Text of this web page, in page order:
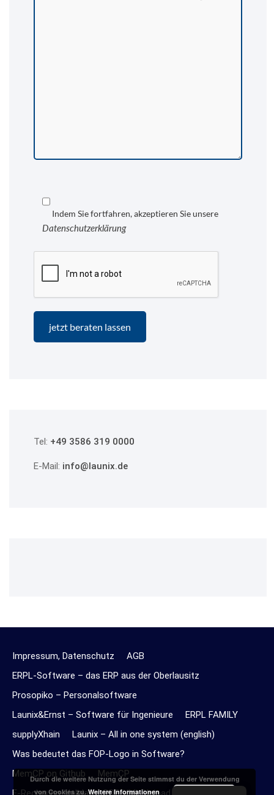
Indem Sie fortfahren, akzeptieren Sie unsere
Datenschutzerklärung
Tel: +49 3586 319 0000
E-Mail: info@launix.de
Impressum, Datenschutz
AGB
ERPL-Software – das ERP aus der Oberlausitz
Prosopiko – Personalsoftware
Launix&Ernst – Software für Ingenieure
ERPL FAMILY
supplyXhain
Launix – All in one system (english)
Was bedeutet das FOP-Logo in Software?
MemCP on Github
MemCP
Durch die weitere Nutzung der Seite stimmst du der Verwendung
von Cookies zu.Weitere Informationen